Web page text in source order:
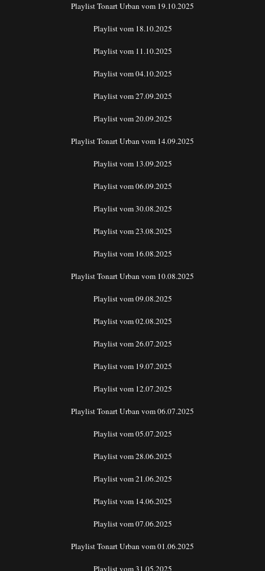
Playlist Tonart Urban vom 19.10.2025
Playlist vom 18.10.2025
Playlist vom 11.10.2025
Playlist vom 04.10.2025
Playlist vom 27.09.2025
Playlist vom 20.09.2025
Playlist Tonart Urban vom 14.09.2025
Playlist vom 13.09.2025
Playlist vom 06.09.2025
Playlist vom 30.08.2025
Playlist vom 23.08.2025
Playlist vom 16.08.2025
Playlist Tonart Urban vom 10.08.2025
Playlist vom 09.08.2025
Playlist vom 02.08.2025
Playlist vom 26.07.2025
Playlist vom 19.07.2025
Playlist vom 12.07.2025
Playlist Tonart Urban vom 06.07.2025
Playlist vom 05.07.2025
Playlist vom 28.06.2025
Playlist vom 21.06.2025
Playlist vom 14.06.2025
Playlist vom 07.06.2025
Playlist Tonart Urban vom 01.06.2025
Playlist vom 31.05.2025